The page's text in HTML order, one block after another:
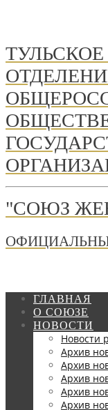
"СОЮЗ
ГЛАВНАЯ
О СОЮЗЕ
НОВОСТИ
Новости
Архив
Архив
Архив
Архив
Архив